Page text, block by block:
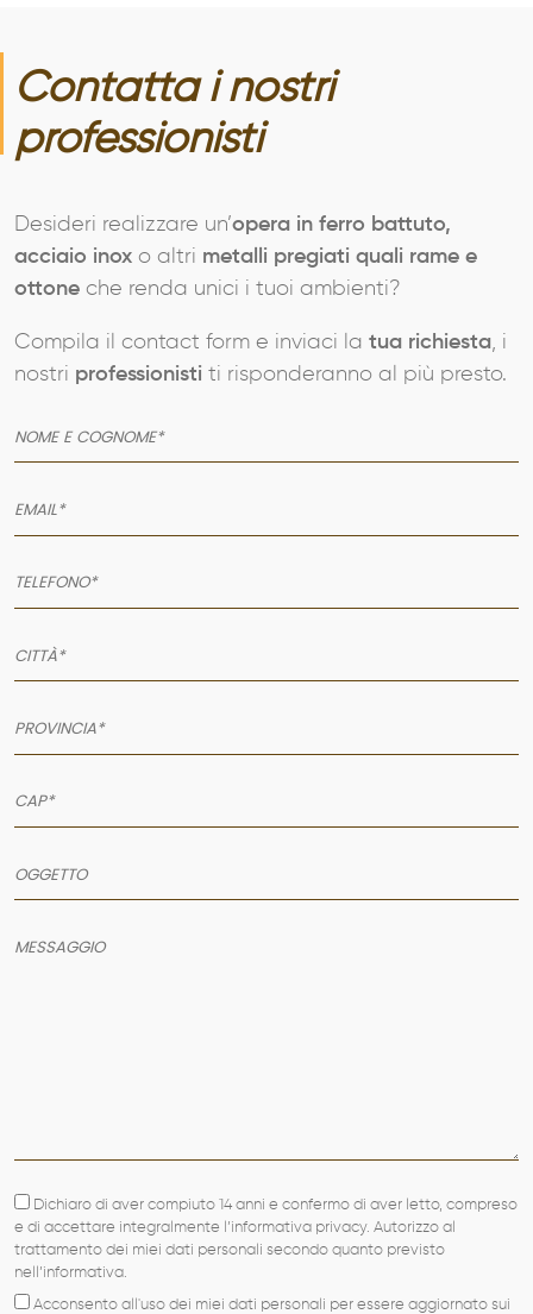
AZIENDA
Contatta i nostri
professionisti
Desideri realizzare un’opera in ferro battuto,
acciaio inox o altri metalli pregiati quali rame e
ottone che renda unici i tuoi ambienti?
Compila il contact form e inviaci la tua richiesta, i
nostri professionisti ti risponderanno al più presto.
Dichiaro di aver compiuto 14 anni e confermo di aver letto, compreso
e di accettare integralmente l’informativa privacy. Autorizzo al
trattamento dei miei dati personali secondo quanto previsto
nell’informativa.
Acconsento all'uso dei miei dati personali per essere aggiornato sui